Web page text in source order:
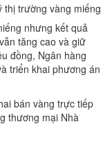
thị trường vàng miếng
nhưng kết quả
tăng cao và giữ
đồng, Ngân hàng
triển khai phương án
bán vàng trực tiếp
thương mại Nhà